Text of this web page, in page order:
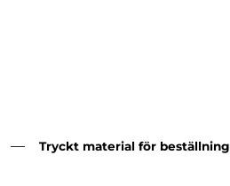
Tryckt material för beställning